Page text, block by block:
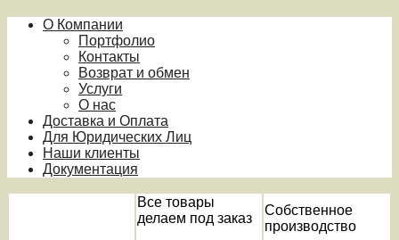
О Компании
Портфолио
Контакты
Возврат и обмен
Услуги
О нас
Доставка и Оплата
Для Юридических Лиц
Наши клиенты
Документация
Все товары
делаем под заказ
Собственное
производство